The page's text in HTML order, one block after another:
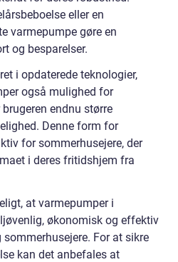
eller en
varmepumpe gøre en
og besparelser.
i opdaterede teknologier,
også mulighed for
endnu større
Denne form for
for sommerhusejere, der
i deres fritidshjem fra
at varmepumper i
økonomisk og effektiv
For at sikre
kan det anbefales at